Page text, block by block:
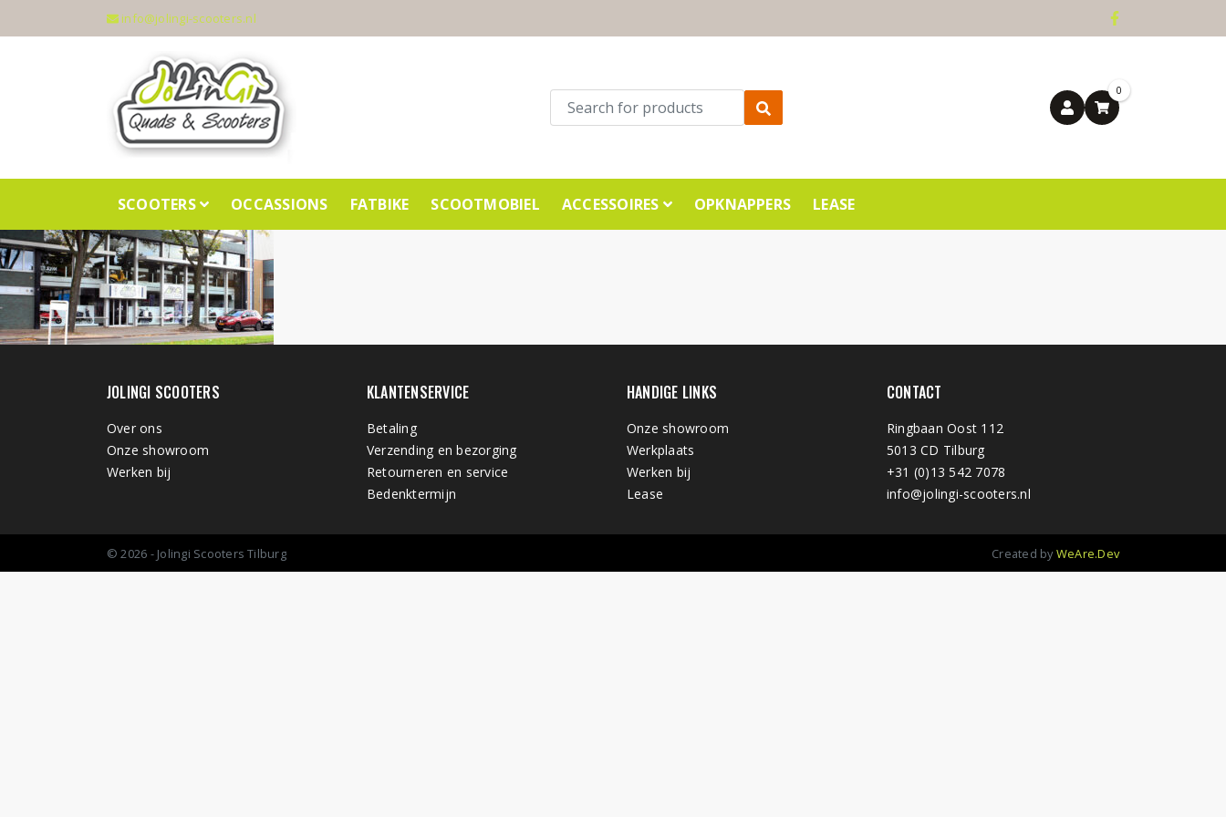
info@jolingi-scooters.nl
0
SCOOTERS OCCASSIONS FATBIKE SCOOTMOBIEL ACCESSOIRES OPKNAPPERS LEASE
JOLINGI SCOOTERS
Over ons
Onze showroom
Werken bij
KLANTENSERVICE
Betaling
Verzending en bezorging
Retourneren en service
Bedenktermijn
HANDIGE LINKS
Onze showroom
Werkplaats
Werken bij
Lease
CONTACT
Ringbaan Oost 112
5013 CD Tilburg
+31 (0)13 542 7078
info@jolingi-scooters.nl
© 2026 - Jolingi Scooters Tilburg Created byWeAre.Dev